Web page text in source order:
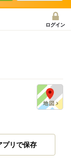
ログイン
プリで保存